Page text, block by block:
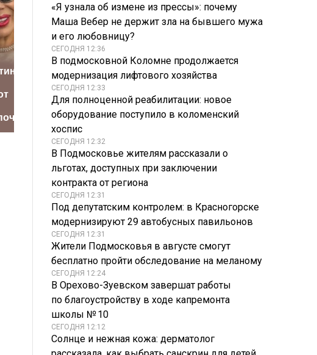
В Тюмени и
Тюменском округе
ввели режим ЧС
разоряются из-за
санкций
«Я узнала об измене из прессы»: почему
Маша Вебер не держит зла на бывшего мужа
и его любовницу?
СЕГОДНЯ 12:36
В подмосковной Коломне продолжается
модернизация лифтового хозяйства
СЕГОДНЯ 12:33
Для полноценной реабилитации: новое
оборудование поступило в коломенский
хоспис
СЕГОДНЯ 12:32
В Подмосковье жителям рассказали о
льготах, доступных при заключении
контракта от региона
СЕГОДНЯ 12:31
Под депутатским контролем: в Красногорске
модернизируют 29 автобусных павильонов
СЕГОДНЯ 12:31
Жители Подмосковья в августе смогут
бесплатно пройти обследование на меланому
СЕГОДНЯ 12:24
В Орехово-Зуевском завершат работы
по благоустройству в ходе капремонта
школы № 10
СЕГОДНЯ 12:12
Солнце и нежная кожа: дерматолог